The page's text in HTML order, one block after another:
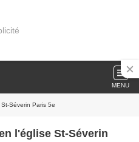
MENU
Séverin Paris 5e
l'église St-Séverin